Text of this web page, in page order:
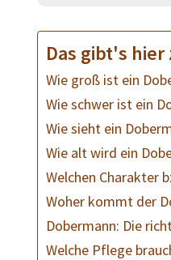
Das gibt's hier
Wie groß ist ein
Wie schwer ist ein
Wie sieht ein
Wie alt wird ein
Welchen Charakter
Woher kommt der
Dobermann: Die
Welche Pflege